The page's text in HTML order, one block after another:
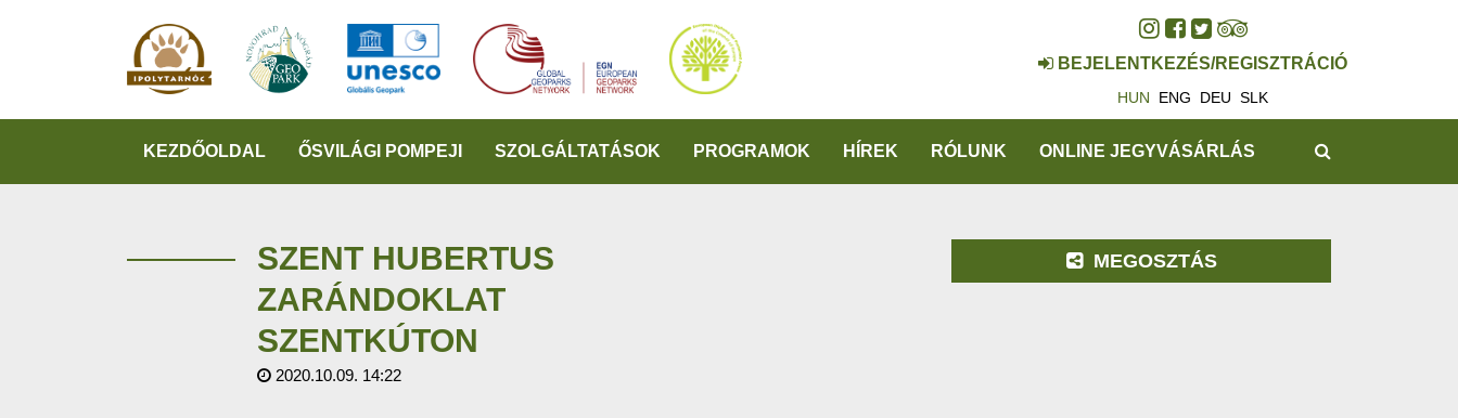
BEJELENTKEZÉS/REGISZTRÁCIÓ
HUN ENG DEU SLK
KEZDŐOLDAL ŐSVILÁGI POMPEJI SZOLGÁLTATÁSOK PROGRAMOK HÍREK RÓLUNK ONLINE JEGYVÁSÁRLÁS
SZENT HUBERTUS
ZARÁNDOKLAT
SZENTKÚTON
2020.10.09. 14:22
MEGOSZTÁS